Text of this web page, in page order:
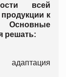
всей
к
решать: